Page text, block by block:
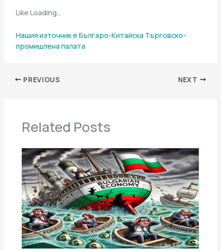
Like Loading…
Нашия източник е Българо-Китайска Търговско-
промишлена палaта
PREVIOUS NEXT
Related Posts